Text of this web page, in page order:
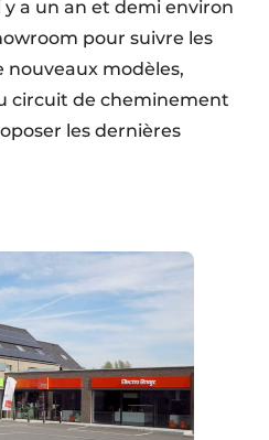
y a un an et demi environ
pour suivre les
modèles,
circuit de cheminement
les dernières